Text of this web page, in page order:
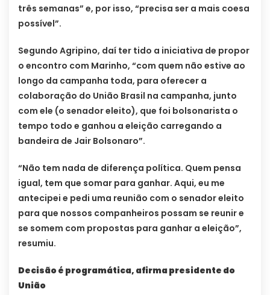
três semanas” e, por isso, “precisa ser a mais coesa
possível”.
Segundo Agripino, daí ter tido a iniciativa de propor
o encontro com Marinho, “com quem não estive ao
longo da campanha toda, para oferecer a
colaboração do União Brasil na campanha, junto
com ele (o senador eleito), que foi bolsonarista o
tempo todo e ganhou a eleição carregando a
bandeira de Jair Bolsonaro”.
“Não tem nada de diferença política. Quem pensa
igual, tem que somar para ganhar. Aqui, eu me
antecipei e pedi uma reunião com o senador eleito
para que nossos companheiros possam se reunir e
se somem com propostas para ganhar a eleição”,
resumiu.
Decisão é programática, afirma presidente do
União